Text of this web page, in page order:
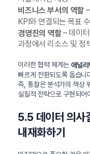
비즈니스 부서의 역할–
KPI와 연결되는 목표
경영진의 역할– 데이
과정에서 리소스 및 정
이러한 협력 체계는 애널
빠르게 전환되도록 돕습니
즉, 통찰은 분석가의 책상
실질적 전략으로 구현되어
5.5 데이터 의사
내재화하기